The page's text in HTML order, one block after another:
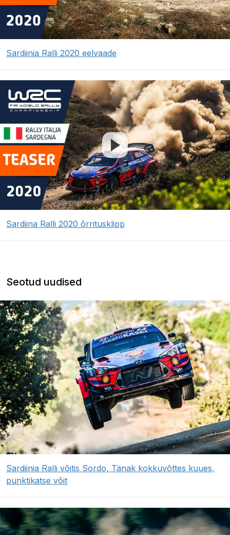
Sardiinia Ralli 2020 eelvaade
Sardiina Ralli 2020 õrritusklipp
Seotud uudised
Sardiinia Ralli võitis Sordo, Tänak kokkuvõttes kuues,
punktikatse võit